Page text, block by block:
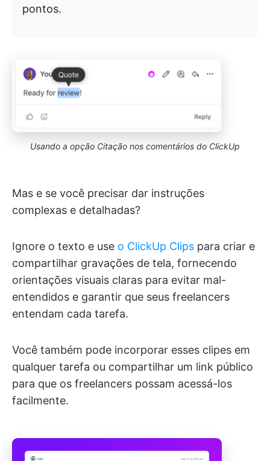
pontos.
Usando a opção Citação nos comentários do ClickUp
Mas e se você precisar dar instruções
complexas e detalhadas?
Ignore o texto e use o ClickUp Clips para criar e
compartilhar gravações de tela, fornecendo
orientações visuais claras para evitar mal-
entendidos e garantir que seus freelancers
entendam cada tarefa.
Você também pode incorporar esses clipes em
qualquer tarefa ou compartilhar um link público
para que os freelancers possam acessá-los
facilmente.